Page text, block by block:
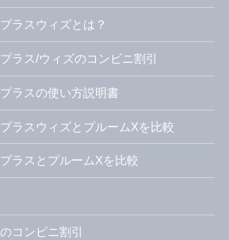
ラスウィズとは？
ラス/ウィズのコンビニ割引
ラスの使い方説明書
ラスウィズとプルームXを比較
ラスとプルームXを比較
コンビニ割引